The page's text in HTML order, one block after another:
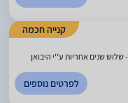
קנייה חכמה
Hisense 43E79NQ טלוויזיה חכמה 43 אינץ' QLED 4K - שלוש שנים אחריות ע''י היבואן
לפרטים נוספים